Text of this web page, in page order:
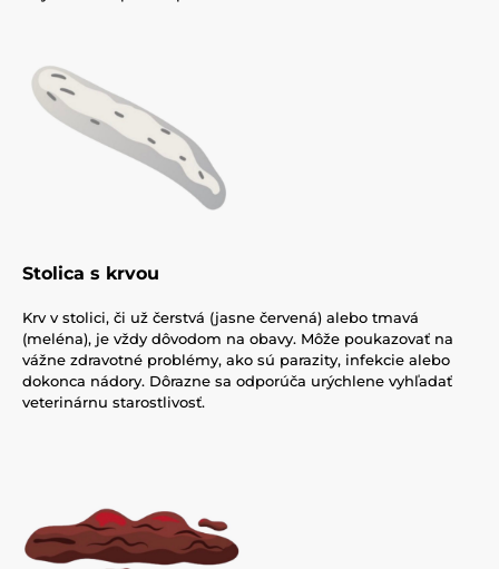
Stolica s krvou
Krv v stolici, či už čerstvá (jasne červená) alebo tmavá
(meléna), je vždy dôvodom na obavy. Môže poukazovať na
vážne zdravotné problémy, ako sú parazity, infekcie alebo
dokonca nádory. Dôrazne sa odporúča urýchlene vyhľadať
veterinárnu starostlivosť.